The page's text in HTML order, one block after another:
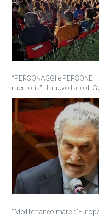
“PERSONAGGI e
memoria”, il nuovo libro di
“Mediterraneo mare